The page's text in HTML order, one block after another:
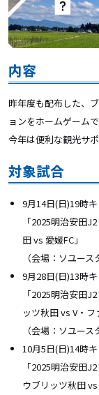
内容
昨年度も配布した、
ョンをホームゲーム
今年は便利な観光サ
対象試合
9月14日(日)19時
「2025明治安田
田 vs 愛媛FC 」
（会場：ソユース
9月28日(日)13時
「2025明治安田
ッツ秋田 vs V・
（会場：ソユース
10月5日(日)14時
「2025明治安田
ウブリッツ秋田